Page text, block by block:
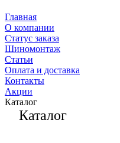
Главная
О компании
Статус заказа
Шиномонтаж
Статьи
Оплата и доставка
Контакты
Акции
Каталог
Каталог